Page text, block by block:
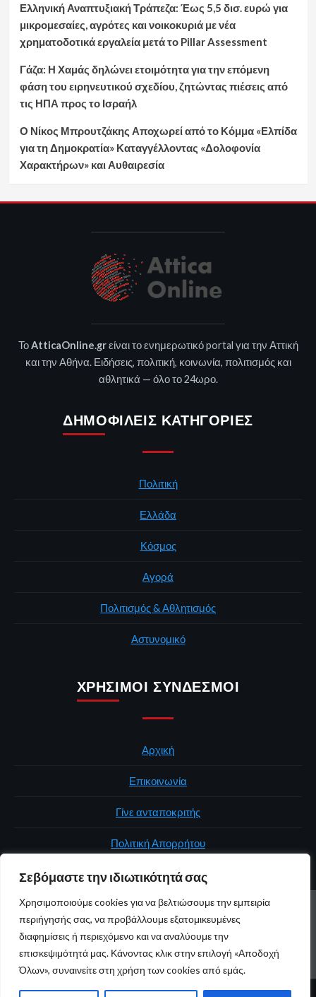
Σεβόμαστε την ιδιωτικότητά σας
Χρησιμοποιούμε cookies για να βελτιώσουμε την εμπειρία
περιήγησής σας, να προβάλλουμε εξατομικευμένες
διαφημίσεις ή περιεχόμενο και να αναλύουμε την
επισκεψιμότητά μας. Κάνοντας κλικ στην επιλογή «Αποδοχή
Όλων», συναινείτε στη χρήση των cookies από εμάς.
Ελληνική Αναπτυξιακή Τράπεζα: Έως 5,5 δισ. ευρώ για
μικρομεσαίες, αγρότες και νοικοκυριά με νέα
χρηματοδοτικά εργαλεία μετά το Pillar Assessment
Γάζα: Η Χαμάς δηλώνει ετοιμότητα για την επόμενη
φάση του ειρηνευτικού σχεδίου, ζητώντας πιέσεις από
τις ΗΠΑ προς το Ισραήλ
Ο Νίκος Μπρουτζάκης Αποχωρεί από το Κόμμα «Ελπίδα
για τη Δημοκρατία» Καταγγέλλοντας «Δολοφονία
Χαρακτήρων» και Αυθαιρεσία
ΤοAtticaOnline.grείναι το ενημερωτικό portal για την Αττική
και την Αθήνα. Ειδήσεις, πολιτική, κοινωνία, πολιτισμός και
αθλητικά — όλο το 24ωρο.
ΔΗΜΟΦΙΛΕΊΣ ΚΑΤΗΓΟΡΊΕΣ
Πολιτική
Ελλάδα
Κόσμος
Αγορά
Πολιτισμός & Αθλητισμός
Αστυνομικό
ΧΡΉΣΙΜΟΙ ΣΎΝΔΕΣΜΟΙ
Αρχική
Επικοινωνία
Γίνε ανταποκριτής
Πολιτική Απορρήτου
ΑΡΧΙΚΉ ΠΟΛΙΤΙΚΉ ΕΛΛΆΔΑ ΚΌΣΜΟΣ
ΕΠΙΚΟΙΝΩΝΊΑ